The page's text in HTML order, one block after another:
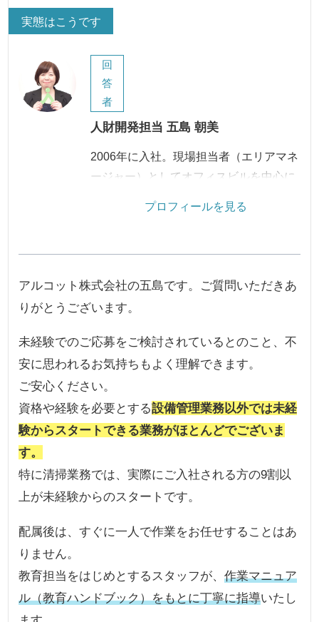
実態はこうです
回
答
者
人財開発担当 五島 朝美
2006年に入社。現場担当者（エリアマネ
ージャー）としてオフィスビルを中心に
わる。2013年からは人財開発担当として
っている。
プロフィールを見る
アルコット株式会社の五島です。ご質問いただきあ
りがとうございます。
未経験でのご応募をご検討されているとのこと、不
安に思われるお気持ちもよく理解できます。
ご安心ください。
資格や経験を必要とする設備管理業務以外では未経
験からスタートできる業務がほとんどでございま
す。
特に清掃業務では、実際にご入社される方の9割以
上が未経験からのスタートです。
配属後は、すぐに一人で作業をお任せすることはあ
りません。
教育担当をはじめとするスタッフが、作業マニュア
ル（教育ハンドブック）をもとに丁寧に指導いたし